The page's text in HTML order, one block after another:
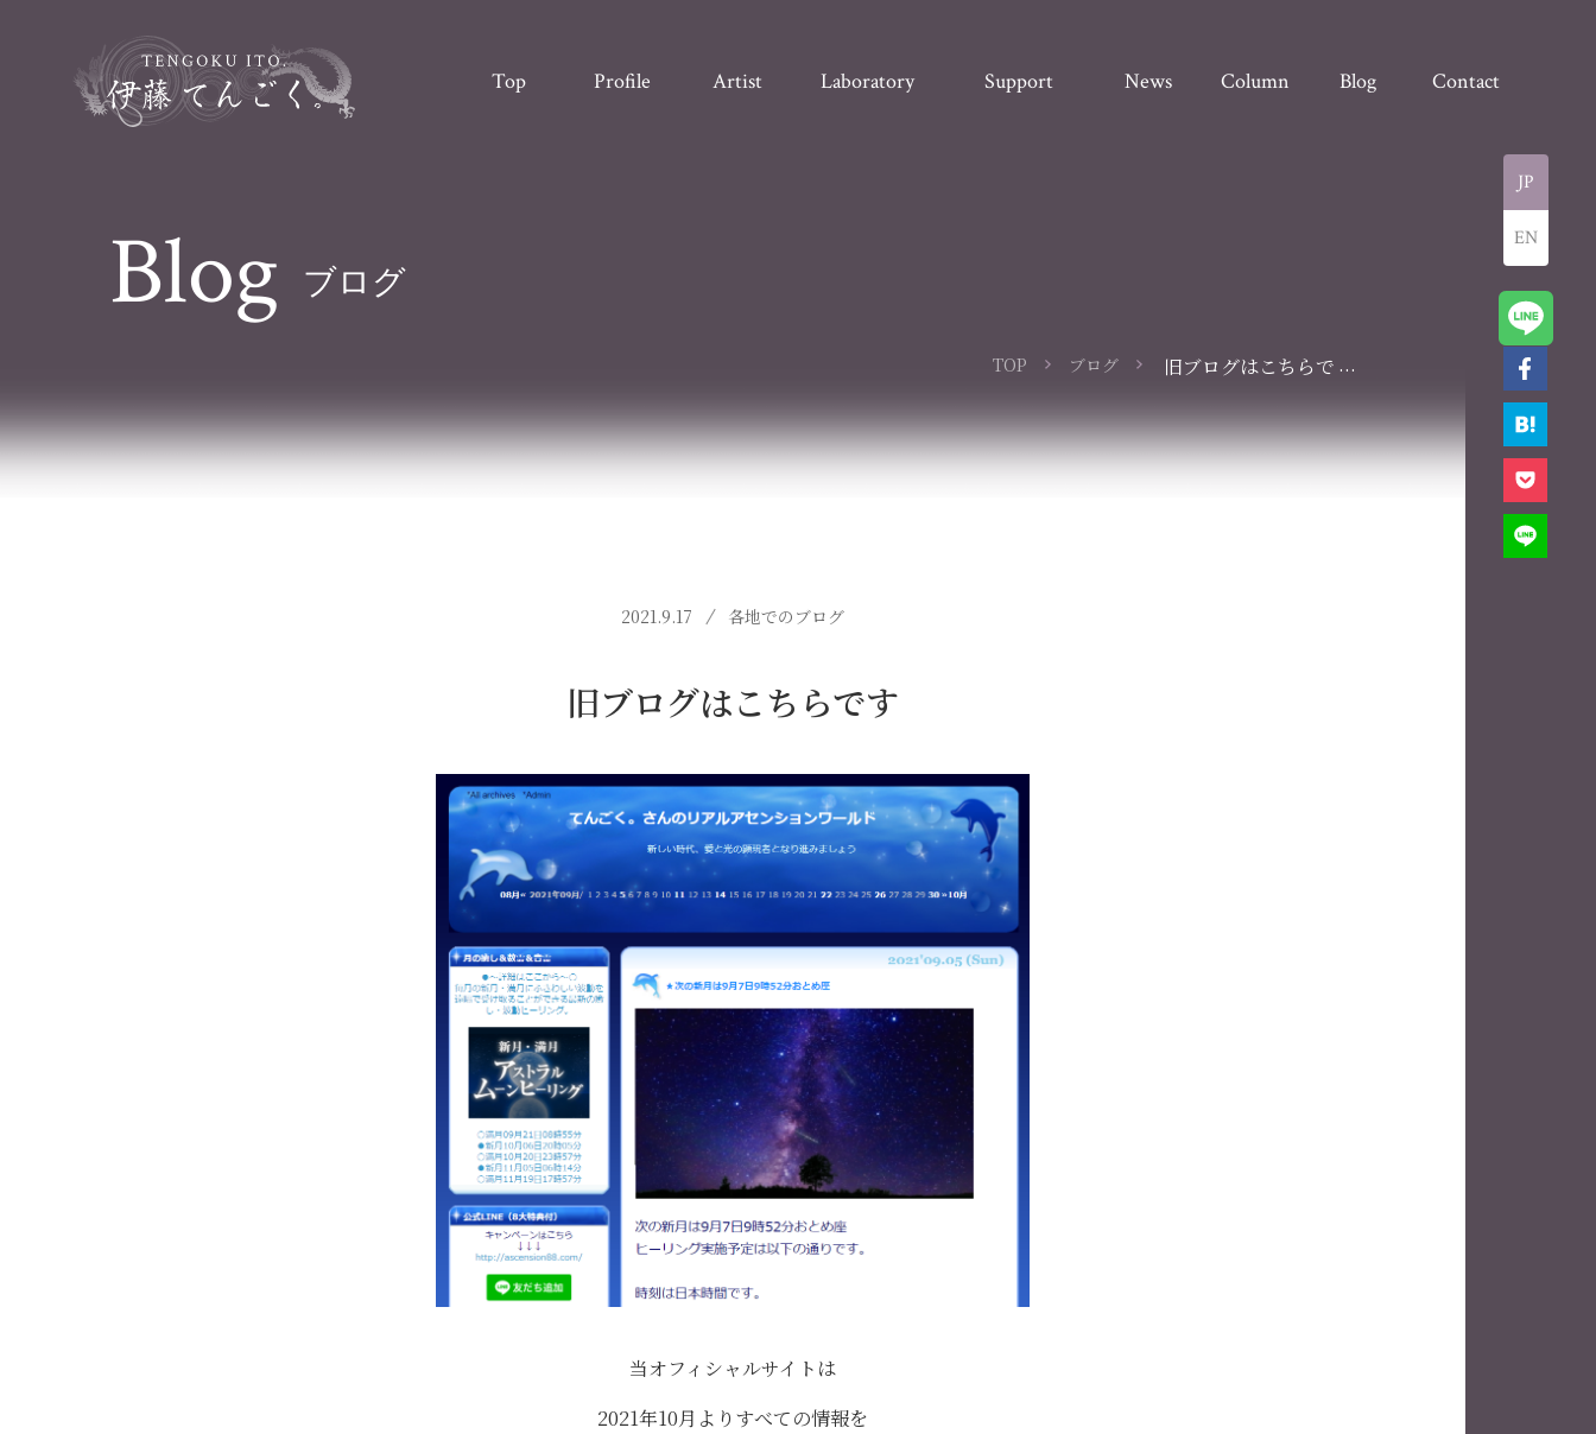
Top Profile Artist Laboratory Support News Column Blog Contact
JP
EN
Blog ブログ
TOP ブログ
旧ブログはこちらで ...
2021.9.17 各地でのブログ
旧ブログはこちらです
当オフィシャルサイトは
2021年10月よりすべての情報を